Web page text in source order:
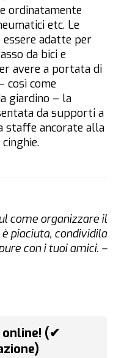
ordinatamente
etc. Le
essere adatte per
da bici e
avere a portata di
così come
giardino – la
da supporti a
staffe ancorate alla
come organizzare il
piaciuta, condividila
con i tuoi amici. –
online! (✔